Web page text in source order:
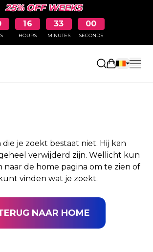
25% OFF WEEKS
16
HOURS
33
MINUTES
00
SECONDS
NIET
die je zoekt bestaat niet. Hij kan
verwijderd zijn. Wellicht kun
de home pagina om te zien of
vinden wat je zoekt.
NAAR HOME